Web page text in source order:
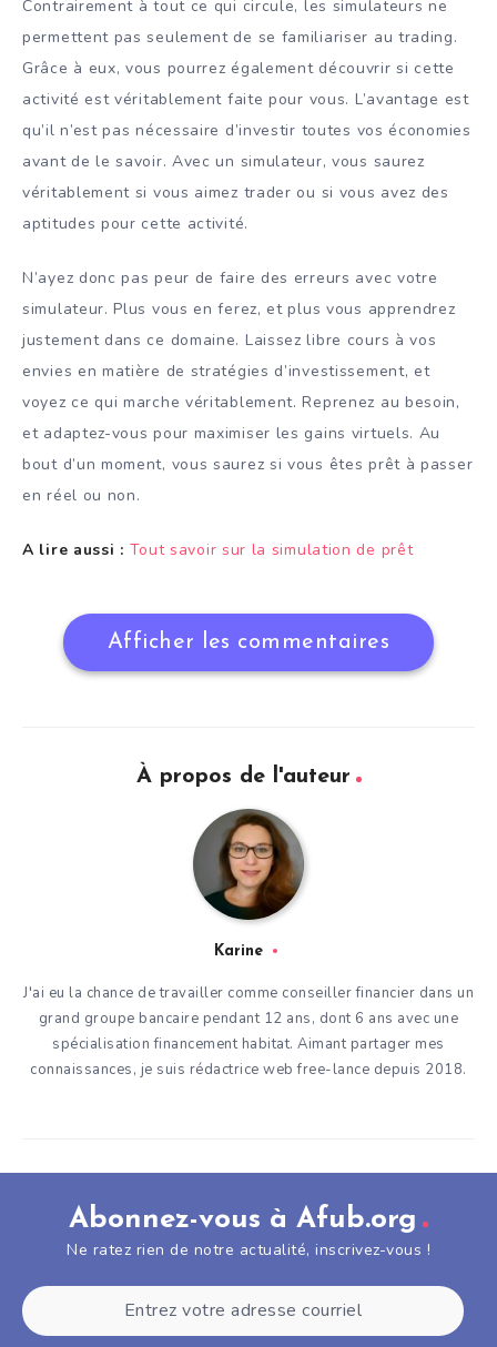
Contrairement à tout ce qui circule, les simulateurs ne
permettent pas seulement de se familiariser au trading.
Grâce à eux, vous pourrez également découvrir si cette
activité est véritablement faite pour vous. L’avantage est
qu’il n’est pas nécessaire d’investir toutes vos économies
avant de le savoir. Avec un simulateur, vous saurez
véritablement si vous aimez trader ou si vous avez des
aptitudes pour cette activité.
N’ayez donc pas peur de faire des erreurs avec votre
simulateur. Plus vous en ferez, et plus vous apprendrez
justement dans ce domaine. Laissez libre cours à vos
envies en matière de stratégies d’investissement, et
voyez ce qui marche véritablement. Reprenez au besoin,
et adaptez-vous pour maximiser les gains virtuels. Au
bout d’un moment, vous saurez si vous êtes prêt à passer
en réel ou non.
A lire aussi : Tout savoir sur la simulation de prêt
Afficher les commentaires
À propos de l'auteur
Karine
J'ai eu la chance de travailler comme conseiller financier dans un
grand groupe bancaire pendant 12 ans, dont 6 ans avec une
spécialisation financement habitat. Aimant partager mes
connaissances, je suis rédactrice web free-lance depuis 2018.
Abonnez-vous à Afub.org
Ne ratez rien de notre actualité, inscrivez-vous !